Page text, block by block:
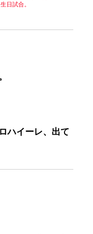
生日試合。
ハイーレ、出て